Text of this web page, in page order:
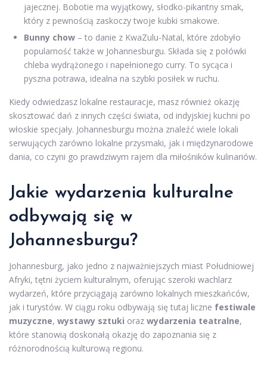
jajecznej. Bobotie ma wyjątkowy, słodko-pikantny smak,
który z pewnością zaskoczy twoje kubki smakowe.
Bunny chow – to danie z KwaZulu-Natal, które zdobyło
popularność także w Johannesburgu. Składa się z połówki
chleba wydrążonego i napełnionego curry. To sycąca i
pyszna potrawa, idealna na szybki posiłek w ruchu.
Kiedy odwiedzasz lokalne restauracje, masz również okazję
skosztować dań z innych części świata, od indyjskiej kuchni po
włoskie specjały. Johannesburgu można znaleźć wiele lokali
serwujących zarówno lokalne przysmaki, jak i międzynarodowe
dania, co czyni go prawdziwym rajem dla miłośników kulinariów.
Jakie wydarzenia kulturalne
odbywają się w
Johannesburgu?
Johannesburg, jako jedno z najważniejszych miast Południowej
Afryki, tętni życiem kulturalnym, oferując szeroki wachlarz
wydarzeń, które przyciągają zarówno lokalnych mieszkańców,
jak i turystów. W ciągu roku odbywają się tutaj liczne festiwale
muzyczne, wystawy sztuki oraz wydarzenia teatralne,
które stanowią doskonałą okazję do zapoznania się z
różnorodnością kulturową regionu.